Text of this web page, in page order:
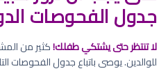
جدول الفحوصات
لا تنتظر حتى يشتكي طفلك!كثير من
للوالدين. يوصى باتباع جدول الفحوصات